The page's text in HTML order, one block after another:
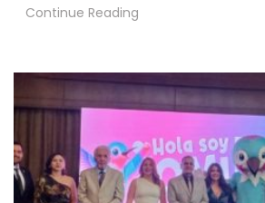
Continue Reading